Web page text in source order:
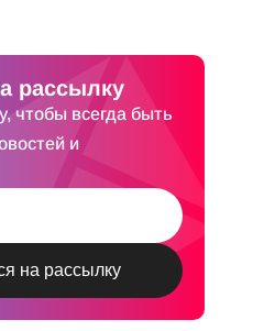
рассылку
чтобы всегда быть
и